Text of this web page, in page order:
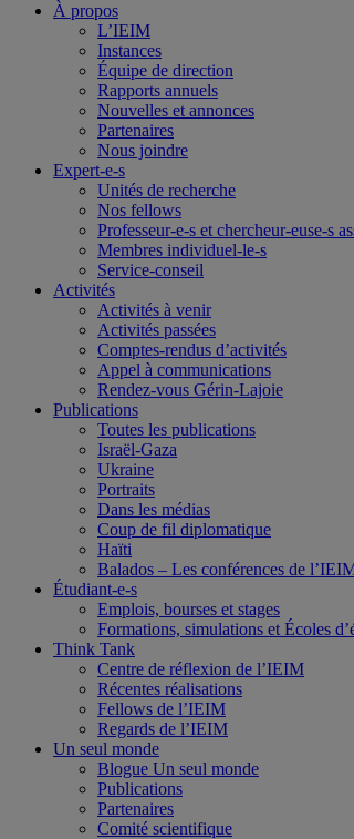
À propos
L’IEIM
Instances
Équipe de direction
Rapports annuels
Nouvelles et annonces
Partenaires
Nous joindre
Expert-e-s
Unités de recherche
Nos fellows
Professeur-e-s et chercheur-euse-s
Membres individuel-le-s
Service-conseil
Activités
Activités à venir
Activités passées
Comptes-rendus d’activités
Appel à communications
Rendez-vous Gérin-Lajoie
Publications
Toutes les publications
Israël-Gaza
Ukraine
Portraits
Dans les médias
Coup de fil diplomatique
Haïti
Balados – Les conférences de
Étudiant-e-s
Emplois, bourses et stages
Formations, simulations et Écoles
Think Tank
Centre de réflexion de l’IEIM
Récentes réalisations
Fellows de l’IEIM
Regards de l’IEIM
Un seul monde
Blogue Un seul monde
Publications
Partenaires
Comité scientifique